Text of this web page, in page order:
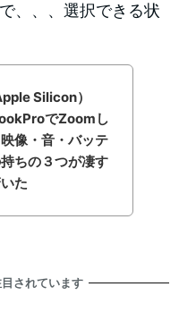
、、、選択できる状
Silicon）
でZoomし
像・音・バッテ
ちの３つが凄す
た
されています